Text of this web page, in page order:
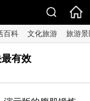
百科 文化旅游 旅游景
有效